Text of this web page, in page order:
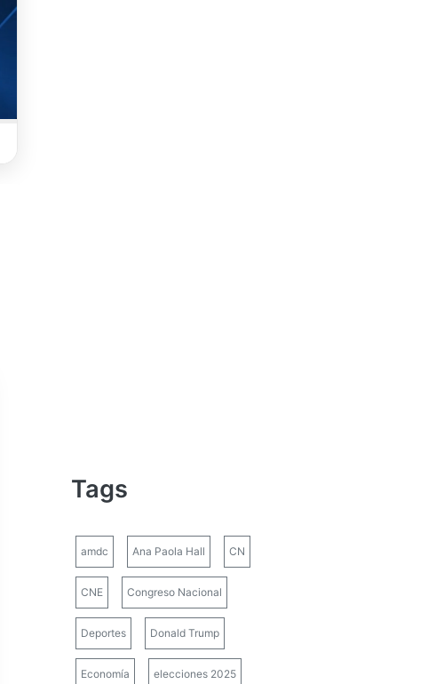
Tags
amdc Ana Paola Hall CN
CNE Congreso Nacional
Deportes Donald Trump
Economía elecciones 2025